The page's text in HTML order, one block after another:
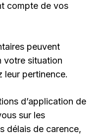
compte de vos
peuvent
votre situation
leur pertinence.
d’application de
sur les
délais de carence,